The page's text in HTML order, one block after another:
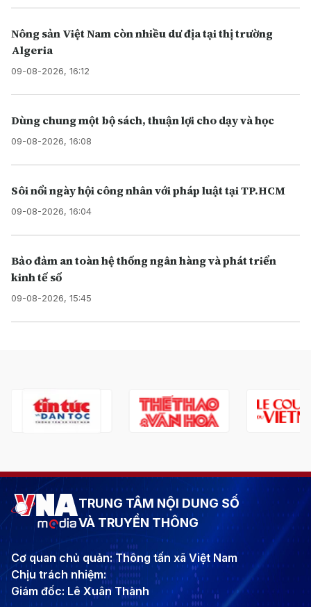
Nông sản Việt Nam còn nhiều dư địa tại thị trường
Algeria
09-08-2026, 16:12
Dùng chung một bộ sách, thuận lợi cho dạy và học
09-08-2026, 16:08
Sôi nổi ngày hội công nhân với pháp luật tại TP.HCM
09-08-2026, 16:04
Bảo đảm an toàn hệ thống ngân hàng và phát triển
kinh tế số
09-08-2026, 15:45
TRUNG TÂM NỘI DUNG SỐ
VÀ TRUYỀN THÔNG
Cơ quan chủ quản: Thông tấn xã Việt Nam
Chịu trách nhiệm:
Giám đốc: Lê Xuân Thành